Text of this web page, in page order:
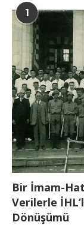
1
Bir İmam-
Verilerle
Dönüşümü